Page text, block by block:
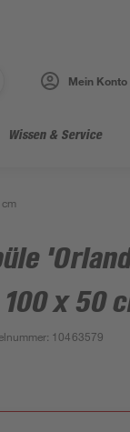
Mein Konto
Wissen & Service
x 50
: 10463579